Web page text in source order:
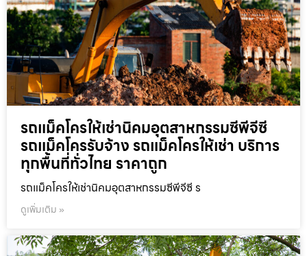
รถแม็คโครให้เช่านิคมอุตสาหกรรมซีพีจีซี
รถแม็คโครรับจ้าง รถแม็คโครให้เช่า บริการ
ทุกพื้นที่ทั่วไทย ราคาถูก
รถแม็คโครให้เช่านิคมอุตสาหกรรมซีพีจีซี ร
ดูเพิ่มเติม »